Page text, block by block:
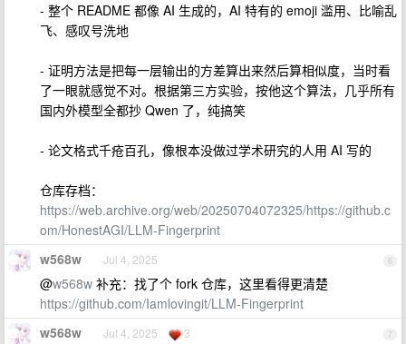
- 整个 README 都像 AI 生成的，AI 特有的 emoji 滥用、比喻乱
飞、感叹号洗地
- 证明方法是把每一层输出的方差算出来然后算相似度，当时看
了一眼就感觉不对。根据第三方实验，按他这个算法，几乎所有
国内外模型全都抄 Qwen 了，纯搞笑
- 论文格式千疮百孔，像根本没做过学术研究的人用 AI 写的
仓库存档：
https://web.archive.org/web/20250704072325/https://github.c
om/HonestAGI/LLM-Fingerprint
6
w568w Jul 4, 2025
@w568w 补充：找了个 fork 仓库，这里看得更清楚
https://github.com/Iamlovingit/LLM-Fingerprint
7
w568w Jul 4, 2025 3